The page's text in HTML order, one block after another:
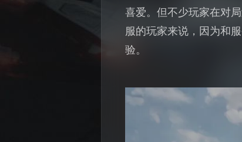
喜爱。但不少玩家在对
服的玩家来说，因为和
验。